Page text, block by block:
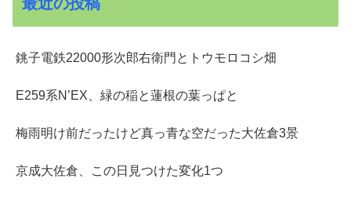
銚子電鉄22000形次郎右衛門とトウモロコシ畑
E259系N’EX、緑の稲と蓮根の葉っぱと
梅雨明け前だったけど真っ青な空だった大佐倉3景
京成大佐倉、この日見つけた変化1つ